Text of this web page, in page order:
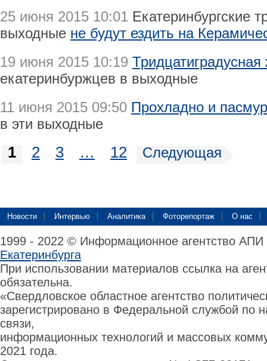
25 июня 2015 10:01 Екатеринбургские
выходные не будут ездить на
19 июня 2015 10:19
екатеринбуржцев в выходные
11 июня 2015 09:50 Прохладно и
в эти выходные
1 2 3 … 12 Следующая
Новости Интервью Аналитика Фоторепортаж О нас
1999 - 2022 © Информационное агентство
Екатеринбурга
При использовании материалов ссылка на
обязательна.
«Свердловское областное агентство
зарегистрировано в Федеральной службой по
связи,
информационных технологий и массовых
2021 года.